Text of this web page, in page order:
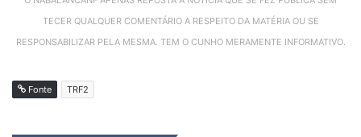
TECER QUALQUER COMENTÁRIO A RESPEITO DA MATÉRIA OU SE
RESPONSABILIZAR PELA MESMA. TEM O CUNHO MERAMENTE INFORMATIVO.
Fonte TRF2